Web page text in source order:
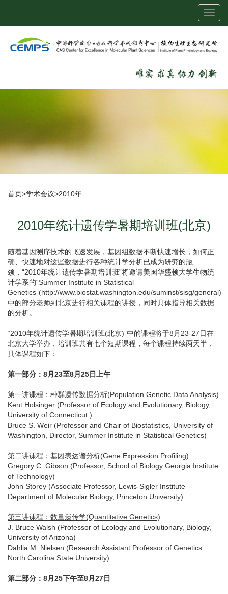
首页>学术会议>2010年
2010年统计遗传学暑期培训班(北京)
随着基因测序技术的飞速发展，基因组数据不断快速增长，如何正
确、快速地对这些数据进行各种统计学分析已成为研究的瓶
颈，“2010年统计遗传学暑期培训班”将邀请美国华盛顿大学生物统
计学系的“Summer Institute in Statistical
Genetics”(http://www.biostat.washington.edu/suminst/sisg/general)
中的部分老师到北京进行相关课程的讲授，同时具体指导相关数据
的分析。
“2010年统计遗传学暑期培训班(北京)”中的课程将于8月23-27日在
北京大学举办，培训班共有七个短期课程，每个课程持续两天半，
具体课程如下：
第一部分：8月23至8月25日上午
第一讲课程：种群遗传数据分析(Population Genetic Data Analysis)
Kent Holsinger (Professor of Ecology and Evolutionary, Biology,
University of Connecticut )
Bruce S. Weir (Professor and Chair of Biostatistics, University of
Washington, Director, Summer Institute in Statistical Genetics)
第二讲课程：基因表达谱分析(Gene Expression Profiling)
Gregory C. Gibson (Professor, School of Biology Georgia Institute
of Technology)
John Storey (Associate Professor, Lewis-Sigler Institute
Department of Molecular Biology, Princeton University)
第三讲课程：数量遗传学(Quantitative Genetics)
J. Bruce Walsh (Professor of Ecology and Evolutionary, Biology,
University of Arizona)
Dahlia M. Nielsen (Research Assistant Professor of Genetics
North Carolina State University)
第二部分：8月25下午至8月27日